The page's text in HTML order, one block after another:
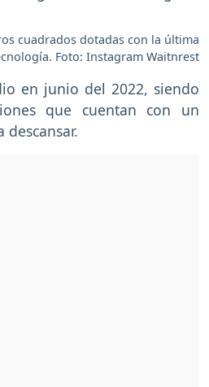
cuadrados dotadas con la última
Foto: Instagram Waitnrest
en junio del 2022, siendo
que cuentan con un
descansar.